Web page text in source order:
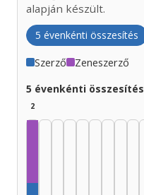
alapján készült.
5 évenkénti összesítés
Szerző Zeneszerző
5 évenkénti összesítés
2